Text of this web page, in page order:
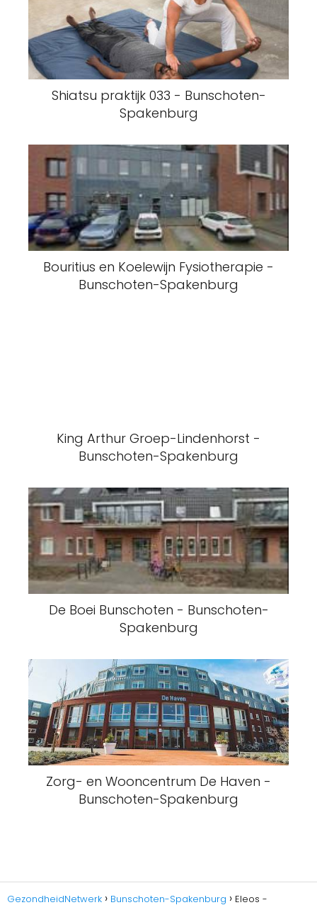
Shiatsu praktijk 033 - Bunschoten-
Spakenburg
Bouritius en Koelewijn Fysiotherapie -
Bunschoten-Spakenburg
King Arthur Groep-Lindenhorst -
Bunschoten-Spakenburg
De Boei Bunschoten - Bunschoten-
Spakenburg
Zorg- en Wooncentrum De Haven -
Bunschoten-Spakenburg
GezondheidNetwerk Bunschoten-Spakenburg Eleos -